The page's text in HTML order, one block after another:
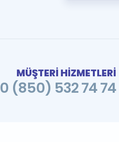
MÜŞTERİ HİZMETLERİ
0 (850) 532 74 74